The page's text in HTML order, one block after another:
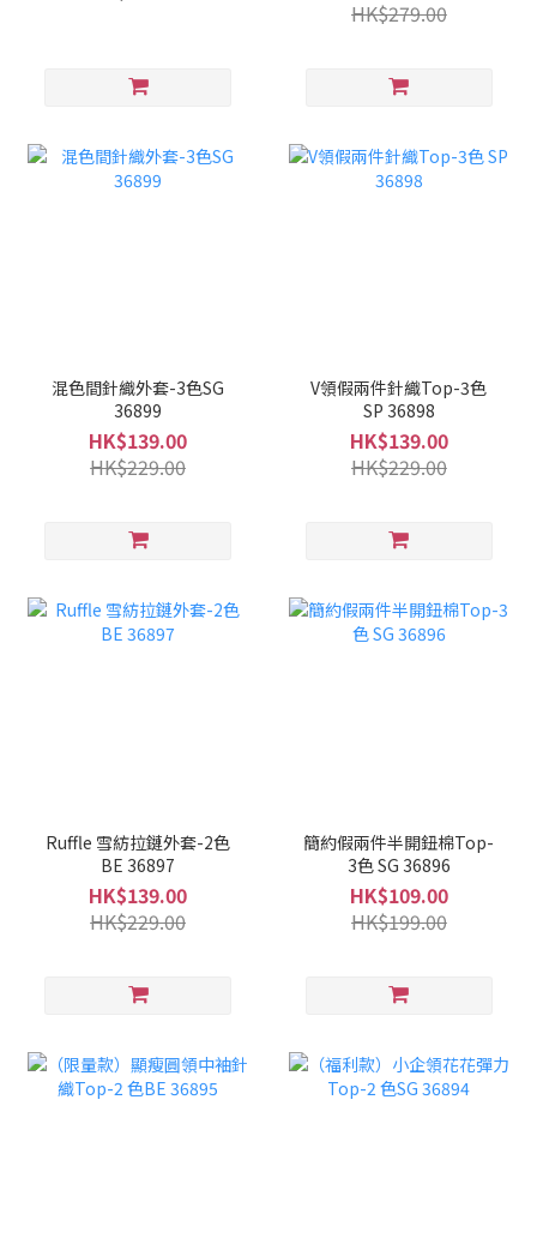
HK$279.00
混色間針織外套-3色SG
36899
HK$139.00
HK$229.00
V領假兩件針織Top-3色
SP 36898
HK$139.00
HK$229.00
Ruffle 雪紡拉鏈外套-2色
BE 36897
HK$139.00
HK$229.00
簡約假兩件半開鈕棉Top-
3色 SG 36896
HK$109.00
HK$199.00